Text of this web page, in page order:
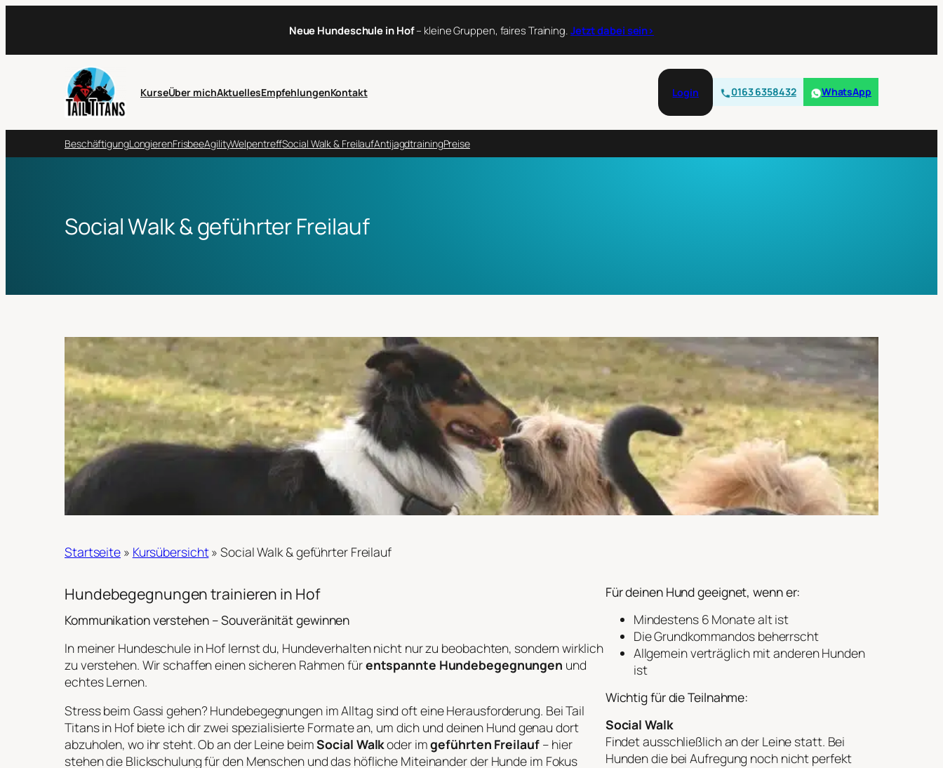
Neue Hundeschule in Hof– kleine Gruppen, faires Training. Jetzt dabei sein›
KurseÜber michAktuellesEmpfehlungenKontakt Login 0163 6358432 WhatsApp
BeschäftigungLongierenFrisbeeAgilityWelpentreffSocial Walk & FreilaufAntijagdtrainingPreise
Social Walk & geführter Freilauf
Startseite » Kursübersicht»Social Walk & geführter Freilauf
Hundebegegnungen trainieren in Hof
Kommunikation verstehen – Souveränität gewinnen
In meiner Hundeschule in Hof lernst du, Hundeverhalten nicht nur zu beobachten, sondern wirklich
zu verstehen. Wir schaffen einen sicheren Rahmen fürentspannte Hundebegegnungen und
echtes Lernen.
Stress beim Gassi gehen? Hundebegegnungen im Alltag sind oft eine Herausforderung. Bei Tail
Titans in Hof biete ich dir zwei spezialisierte Formate an, um dich und deinen Hund genau dort
abzuholen, wo ihr steht. Ob an der Leine beimSocial Walkoder imgeführten Freilauf– hier
stehen die Blickschulung für den Menschen und das höfliche Miteinander der Hunde im Fokus
Für deinen Hund geeignet, wenn er:
Mindestens 6 Monate alt ist
Die Grundkommandos beherrscht
Allgemein verträglich mit anderen Hunden
ist
Wichtig für die Teilnahme:
Social Walk
Findet ausschließlich an der Leine statt. Bei
Hunden die bei Aufregung noch nicht perfekt